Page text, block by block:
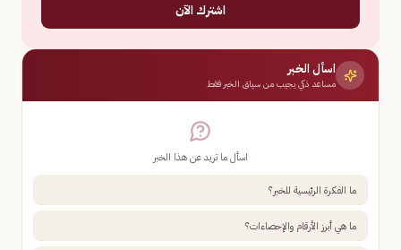
اشترك الآن
اسأل الخبر
مساعد ذكي يجيب من سياق الخبر فقط
اسأل ما تريد عن هذا الخبر
ما الفكرة الرئيسية للخبر؟
ما هي أبرز الأرقام والإحصاءات؟